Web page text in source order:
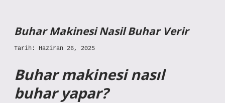
Buhar Makinesi Nasil Buhar Verir
Tarih: Haziran 26, 2025
Buhar makinesi nasıl
buhar yapar?